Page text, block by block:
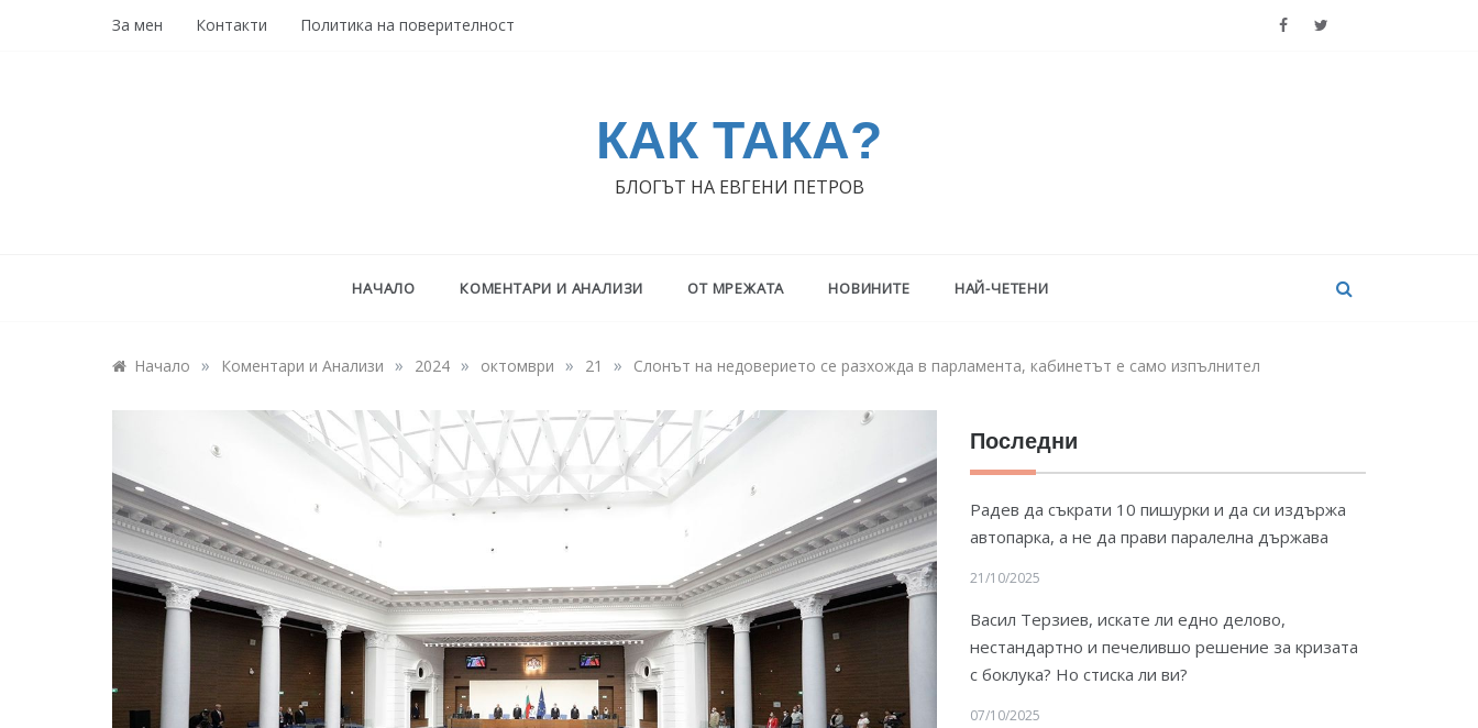
За мен Контакти Политика на поверителност
КАК ТАКА?
БЛОГЪТ НА ЕВГЕНИ ПЕТРОВ
НАЧАЛО КОМЕНТАРИ И АНАЛИЗИ ОТ МРЕЖАТА НОВИНИТЕ НАЙ-ЧЕТЕНИ
Начало » Коментари и Анализи » 2024 » октомври » 21 » Слонът на недоверието се разхожда в парламента, кабинетът е само изпълнител
Последни
Радев да съкрати 10 пишурки и да си издържа
автопарка, а не да прави паралелна държава
21/10/2025
Васил Терзиев, искате ли едно делово,
нестандартно и печелившо решение за кризата
с боклука? Но стиска ли ви?
07/10/2025